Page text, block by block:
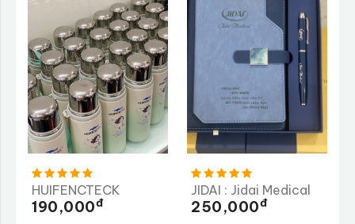
HUIFENCTECK
190,000Đ
JIDAI : Jidai Medical
250,000Đ